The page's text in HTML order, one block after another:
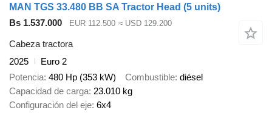
MAN TGS 33.480 BB SA Tractor Head (5 units)
Bs 1.537.000
EUR 112.500 ≈ USD 129.200
Cabeza tractora
2025
Euro 2
Potencia 480 Hp (353 kW) Combustible diésel
Capacidad de carga 23.010 kg
Configuración del eje 6x4